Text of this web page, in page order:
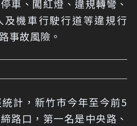
車、闖紅燈、違規轉彎、
及機車行駛行道等違規行
事故風險。
計，新竹市今年至今前5
路口，第一名是中央路、